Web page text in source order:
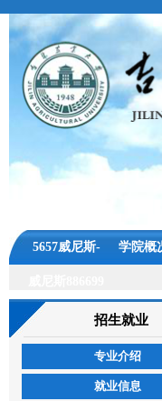
5657威尼斯- 学院概
招生就业
专业介绍
就业信息